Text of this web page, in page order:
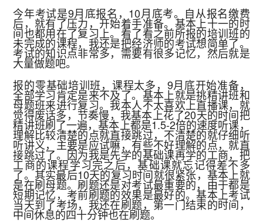
今年考试是9月底报名，10月底考。自从报名缴费
后，就有了压力，开始着手准备。基本上十一的时
间也都用在了复习上。看了看之前所报的培训班的
未完成的课程，我还是把经济师的考试想简单了。
考试的知识点非常多，需要有很多记忆，然后就是
大量做题吧。
报的零基础培训班，课程太多，9月底开始准备，
全部学习肯定是来不及了。基本上就是挑精讲班和
母题班来进行复习。我本人不太喜欢上直播课，就
觉得废话多，节奏慢，我基本上花了20天的时间把
精讲班刷了一遍，基本上都是1.5-2倍的速度听课，
理解比较清楚的点就直接跳过，不清楚的就仔细听
听讲义，主要是应试嘛，有些不好理解的点，就直
接跳过了。因为我是先学的基础课再学的工商，把
工商的课程学习完之后，基础课就忘记得差不多
了。其实最后10天的复习时间就很紧张，基本上就
是在刷母题。刷题还是对考试最重要的，由于都是
短期记忆，考前刷题的效果是最好的。基本上考试
当天到了考场，我还在刷题，第一门结束的时间，
中间休息的四十分钟也在刷题。